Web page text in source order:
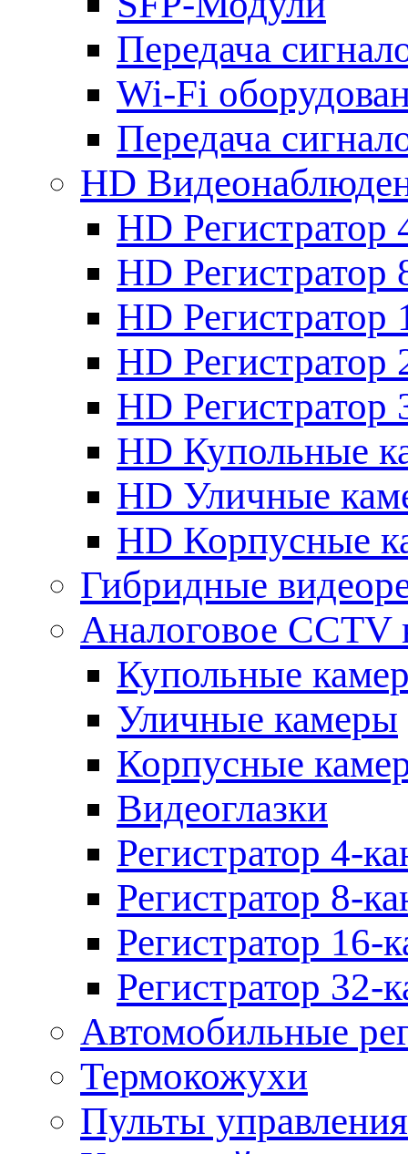
Передача
Wi-Fi
Передача
HD
HD Регистратор
HD Регистратор
HD Регистратор
HD Регистратор
HD Регистратор
HD Купольные
HD Уличные
HD Корпусные
Гибридные
Аналоговое CCTV
Купольные
Уличные камеры
Корпусные
Видеоглазки
Регистратор 4-
Регистратор 8-
Регистратор 16-
Регистратор 32-
Автомобильные
Термокожухи
Пульты управления